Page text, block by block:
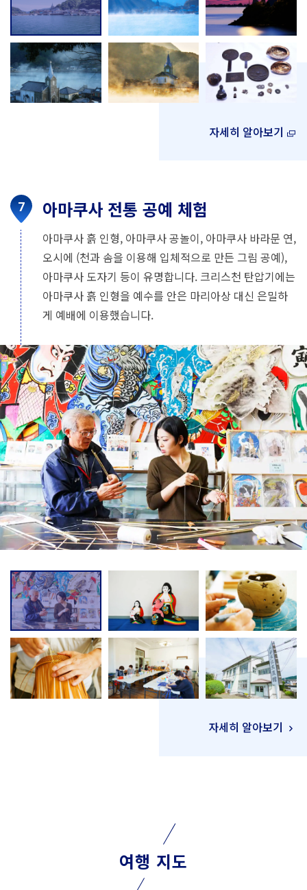
자세히 알아보기
아마쿠사 전통 공예 체험
아마쿠사 흙 인형, 아마쿠사 공놀이, 아마쿠사 바라문 연,
오시에 (천과 솜을 이용해 입체적으로 만든 그림 공예),
아마쿠사 도자기 등이 유명합니다. 크리스천 탄압기에는
아마쿠사 흙 인형을 예수를 안은 마리아상 대신 은밀하
게 예배에 이용했습니다.
자세히 알아보기
여행 지도